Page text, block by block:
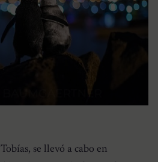
se llevó a cabo en